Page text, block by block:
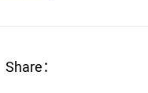
Share：